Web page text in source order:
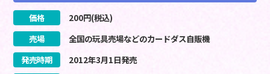
価格 200円(税込)
売場
全国の玩具売場などのカードダス自販機
発売時期
2012年3月1日発売